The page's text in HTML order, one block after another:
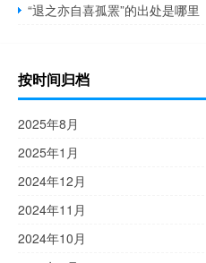
“退之亦自喜孤罴”的出处是哪里
按时间归档
2025年8月
2025年1月
2024年12月
2024年11月
2024年10月